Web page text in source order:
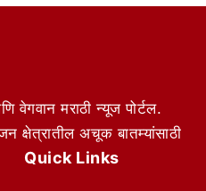
वेगवान मराठी न्यूज पोर्टल.
क्षेत्रातील अचूक बातम्यांसाठी
Quick Links